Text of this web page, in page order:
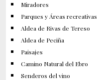
Miradores
Parques y Áreas recreativas
Aldea de Rivas de Tereso
Aldea de Peciña
Paisajes
Camino Natural del Ebro
Senderos del vino